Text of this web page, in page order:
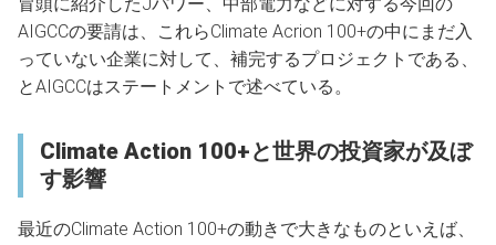
冒頭に紹介したJパワー、中部電力などに対する今回の
AIGCCの要請は、これらClimate Acrion 100+の中にまだ入
っていない企業に対して、補完するプロジェクトである、
とAIGCCはステートメントで述べている。
Climate Action 100+と世界の投資家が及ぼ
す影響
最近のClimate Action 100+の動きで大きなものといえば、